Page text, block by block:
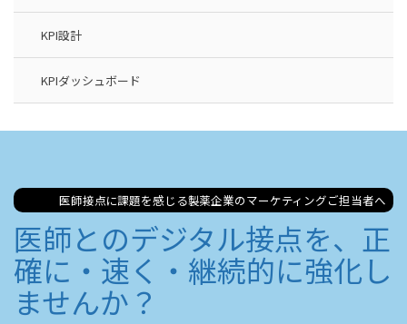
KPI設計
KPIダッシュボード
医師接点に課題を感じる製薬企業のマーケティングご担当者へ
医師とのデジタル接点を、正
確に・速く・継続的に強化し
ませんか？